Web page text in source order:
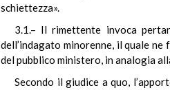
schiettezza».
3.1.– Il rimettente invoca
dell’indagato minorenne, il quale
del pubblico ministero, in analogia
Secondo il giudice a quo,